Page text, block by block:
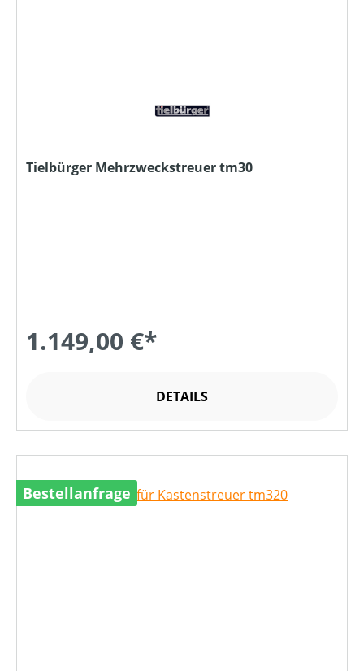
Tielbürger Mehrzweckstreuer tm30
1.149,00 €*
DETAILS
Bestellanfrage